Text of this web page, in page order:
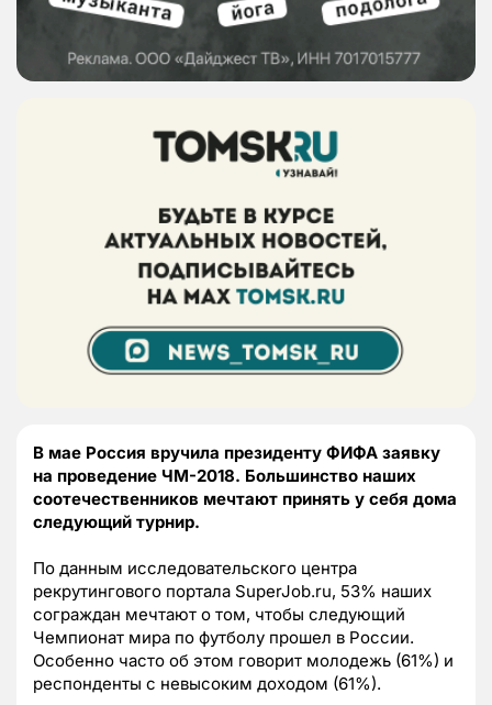
В мае Россия вручила президенту ФИФА заявку
на проведение ЧМ-2018. Большинство наших
соотечественников мечтают принять у себя дома
следующий турнир.
По данным исследовательского центра
рекрутингового портала SuperJob.ru, 53% наших
сограждан мечтают о том, чтобы следующий
Чемпионат мира по футболу прошел в России.
Особенно часто об этом говорит молодежь (61%) и
респонденты с невысоким доходом (61%).